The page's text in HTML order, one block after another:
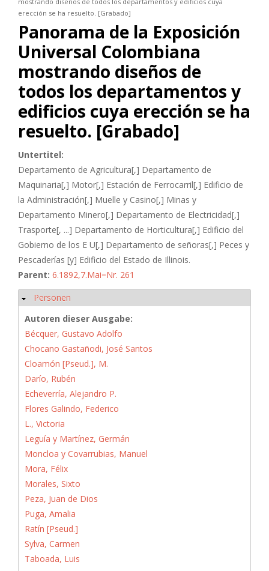
erección se ha resuelto. [Grabado]
Panorama de la Exposición
Universal Colombiana
mostrando diseños de
todos los departamentos y
edificios cuya erección se ha
resuelto. [Grabado]
Untertitel:
Departamento de Agricultura[,] Departamento de
Maquinaria[,] Motor[,] Estación de Ferrocarril[,] Edificio de
la Administración[,] Muelle y Casino[,] Minas y
Departamento Minero[,] Departamento de Electricidad[,]
Trasporte[, ...] Departamento de Horticultura[,] Edificio del
Gobierno de los E U[,] Departamento de señoras[,] Peces y
Pescaderías [y] Edificio del Estado de Illinois.
Parent: 6.1892,7.Mai=Nr. 261
Ausblenden
Personen
Autoren dieser Ausgabe:
Bécquer, Gustavo Adolfo
Chocano Gastañodi, José Santos
Cloamón [Pseud.], M.
Darío, Rubén
Echeverría, Alejandro P.
Flores Galindo, Federico
L., Victoria
Leguía y Martínez, Germán
Moncloa y Covarrubias, Manuel
Mora, Félix
Morales, Sixto
Peza, Juan de Dios
Puga, Amalia
Ratín [Pseud.]
Sylva, Carmen
Taboada, Luis